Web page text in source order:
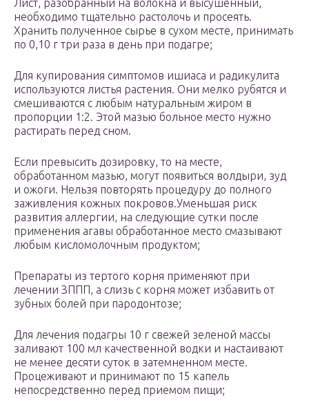
Лист, разобранный на волокна и высушенный,
необходимо тщательно растолочь и просеять.
Хранить полученное сырье в сухом месте, принимать
по 0,10 г три раза в день при подагре;
Для купирования симптомов ишиаса и радикулита
используются листья растения. Они мелко рубятся и
смешиваются с любым натуральным жиром в
пропорции 1:2. Этой мазью больное место нужно
растирать перед сном.
Если превысить дозировку, то на месте,
обработанном мазью, могут появиться волдыри, зуд
и ожоги. Нельзя повторять процедуру до полного
заживления кожных покровов.Уменьшая риск
развития аллергии, на следующие сутки после
применения агавы обработанное место смазывают
любым кисломолочным продуктом;
Препараты из тертого корня применяют при
лечении ЗППП, а слизь с корня может избавить от
зубных болей при пародонтозе;
Для лечения подагры 10 г свежей зеленой массы
заливают 100 мл качественной водки и настаивают
не менее десяти суток в затемненном месте.
Процеживают и принимают по 15 капель
непосредственно перед приемом пищи;